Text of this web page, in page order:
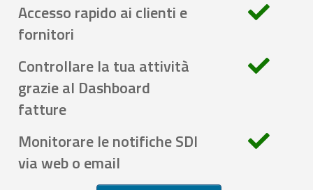
Accesso rapido ai clienti e
fornitori
Controllare la tua attività
grazie al Dashboard
fatture
Monitorare le notifiche SDI
via web o email